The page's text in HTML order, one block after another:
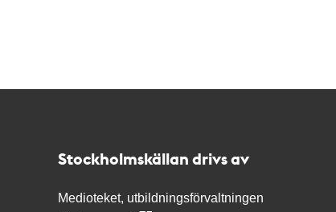
Stockholmskällan drivs av
Medioteket, utbildningsförvaltningen